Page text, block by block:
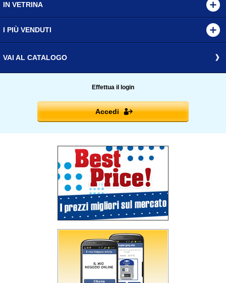
IN VETRINA
I PIÙ VENDUTI
VAI AL CATALOGO
Effettua il login
Accedi